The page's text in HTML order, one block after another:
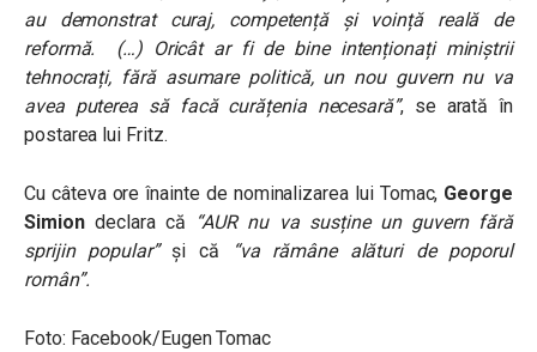
au demonstrat curaj, competență și voință reală de
reformă. (…) Oricât ar fi de bine intenționați miniștrii
tehnocrați, fără asumare politică, un nou guvern nu va
avea puterea să facă curățenia necesară”, se arată în
postarea lui Fritz.
Cu câteva ore înainte de nominalizarea lui Tomac, George
Simiondeclara că
“AUR nu va susține un guvern fără
sprijin popular”și că
“va rămâne alături de poporul
român”.
Foto: Facebook/Eugen Tomac